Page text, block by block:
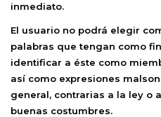
inmediato.
El usuario no podrá elegir
palabras que tengan como
identificar a éste como
así como expresiones
general, contrarias a la ley o
buenas costumbres.